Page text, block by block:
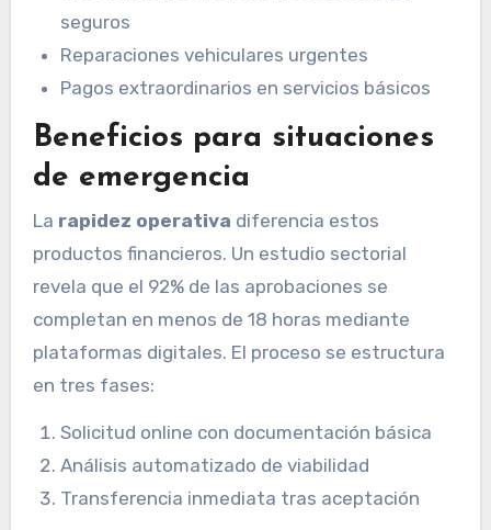
seguros
Reparaciones vehiculares urgentes
Pagos extraordinarios en servicios básicos
Beneficios para situaciones
de emergencia
La rapidez operativa diferencia estos
productos financieros. Un estudio sectorial
revela que el 92% de las aprobaciones se
completan en menos de 18 horas mediante
plataformas digitales. El proceso se estructura
en tres fases:
Solicitud online con documentación básica
Análisis automatizado de viabilidad
Transferencia inmediata tras aceptación